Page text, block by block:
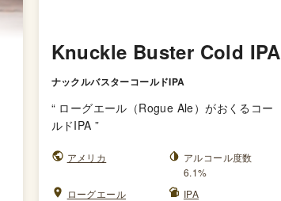
Knuckle Buster Cold IPA
ナックルバスターコールドIPA
“ ローグエール（Rogue Ale）がおくるコー
ルドIPA ”
アメリカ
アルコール度数
6.1%
ローグエール
IPA